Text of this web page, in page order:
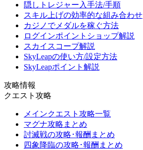
隠しトレジャー入手法/手順
スキル上げの効率的な組み合わせ
カジノでメダルを稼ぐ方法
ログインポイントショップ解説
スカイスコープ解説
SkyLeapの使い方/設定方法
SkyLeapポイント解説
攻略情報
クエスト攻略
メインクエスト攻略一覧
マグナ攻略まとめ
討滅戦の攻略･報酬まとめ
四象降臨の攻略･報酬まとめ